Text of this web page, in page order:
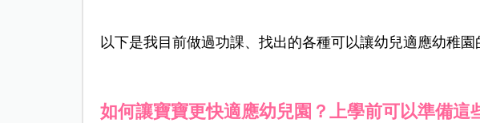
以下是我目前做過功課、找出的各種可以讓幼兒適應幼稚園
如何讓寶寶更快適應幼兒園？上學前可以準備這